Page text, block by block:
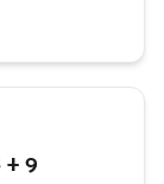
9